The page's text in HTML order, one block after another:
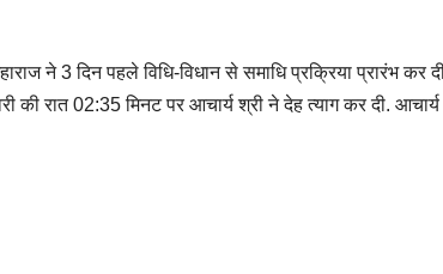
ने 3 दिन पहले विधि-विधान से समाधि प्रक्रिया प्रारंभ कर
की रात 02:35 मिनट पर आचार्य श्री ने देह त्याग कर दी.